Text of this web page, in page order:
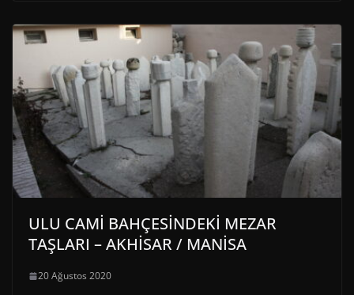
ULU CAMİ BAHÇESİNDEKİ MEZAR
TAŞLARI – AKHİSAR / MANİSA
20 Ağustos 2020